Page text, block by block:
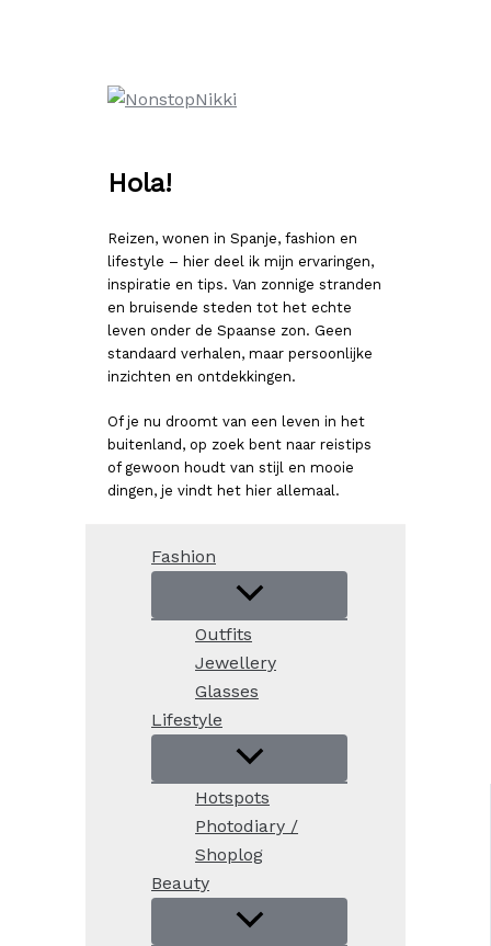
Hola!
Reizen, wonen in Spanje, fashion en
lifestyle – hier deel ik mijn ervaringen,
inspiratie en tips. Van zonnige stranden
en bruisende steden tot het echte
leven onder de Spaanse zon. Geen
standaard verhalen, maar persoonlijke
inzichten en ontdekkingen.
Of je nu droomt van een leven in het
buitenland, op zoek bent naar reistips
of gewoon houdt van stijl en mooie
dingen, je vindt het hier allemaal.
Fashion
Outfits
Jewellery
Glasses
Lifestyle
Hotspots
Photodiary /
Shoplog
Beauty